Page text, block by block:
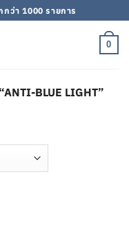
กว่า 1000 รายการ
0
BLUE LIGHT”